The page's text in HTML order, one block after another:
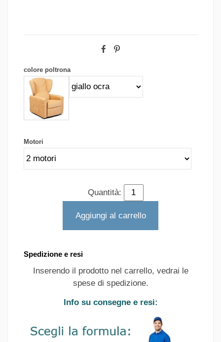
colore poltrona
Motori
Quantità:
Aggiungi al carrello
Spedizione e resi
Inserendo il prodotto nel carrello, vedrai le
spese di spedizione.
Info su consegne e resi: